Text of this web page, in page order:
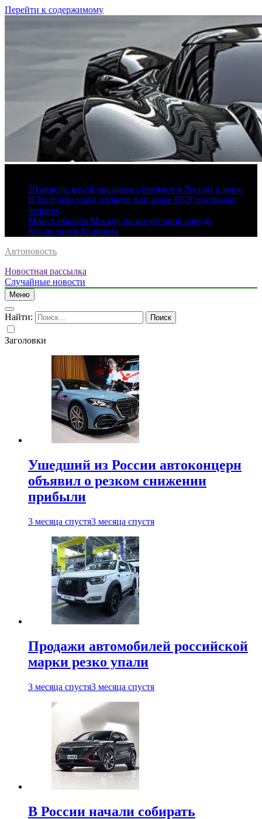
Перейти к содержимому
30 апреля: какой праздник отмечают в России и мире
В Волгоградской области при атаке ВСУ пострадал
человек
Минск обошел Москву по посуточной аренде
Кто родился 30 апреля
Автоновость
Новостная рассылка
Случайные новости
Меню
Найти:
Заголовки
Ушедший из России автоконцерн
объявил о резком снижении
прибыли
3 месяца спустя3 месяца спустя
Продажи автомобилей российской
марки резко упали
3 месяца спустя3 месяца спустя
В России начали собирать